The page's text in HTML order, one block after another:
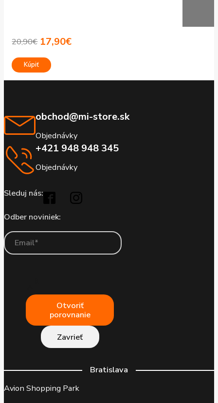
20,90€
Pôvodná
cena
bola:
20,90€.
17,90€
Aktuálna
cena
je:
17,90€.
Kúpiť
obchod@mi-store.sk
Objednávky
+421 948 948 345
Objednávky
Sleduj nás:
Odber noviniek:
Otvoriť
porovnanie
Zavrieť
Bratislava
Avion Shopping Park